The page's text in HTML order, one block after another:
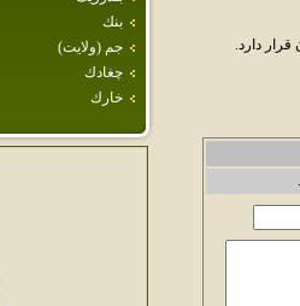
بنك
جم (ولايت)
چغادك
خارك
دارد.